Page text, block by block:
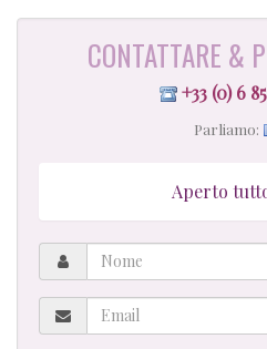
CONTATTARE &
+33 (0) 6
Parliamo:
Aperto
Nome
Email